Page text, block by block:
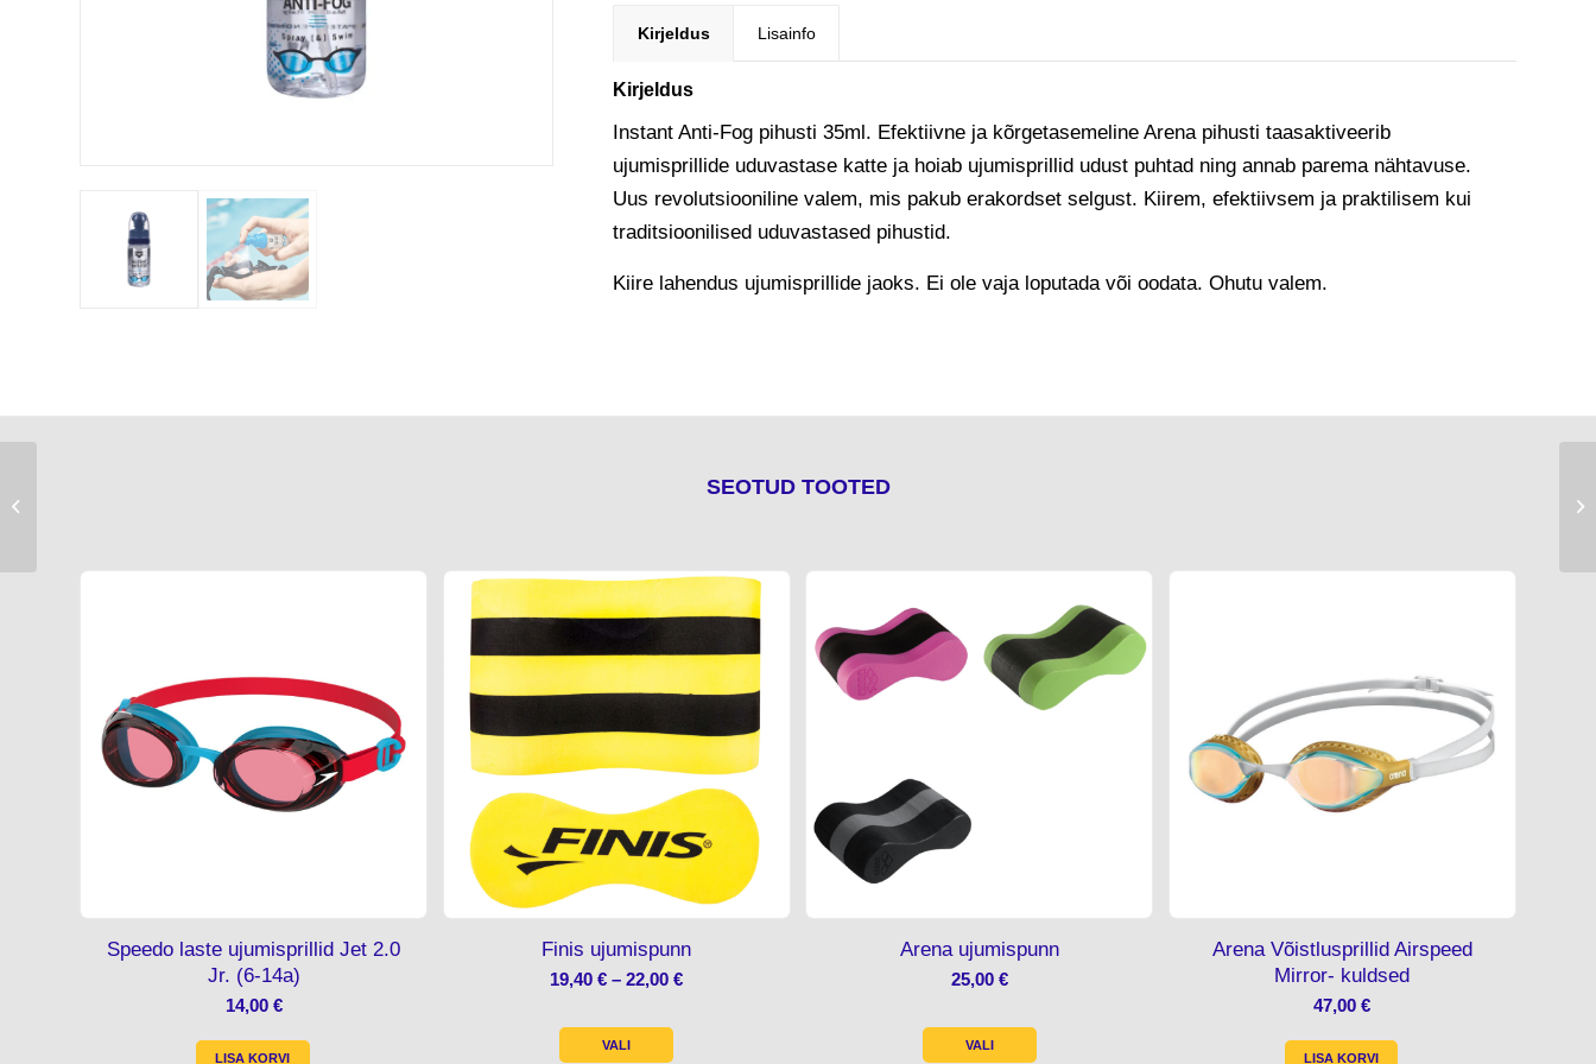
Kirjeldus Lisainfo
Kirjeldus
Instant Anti-Fog pihusti 35ml. Efektiivne ja kõrgetasemeline Arena pihusti taasaktiveerib
ujumisprillide uduvastase katte ja hoiab ujumisprillid udust puhtad ning annab parema nähtavuse.
Uus revolutsiooniline valem, mis pakub erakordset selgust. Kiirem, efektiivsem ja praktilisem kui
traditsioonilised uduvastased pihustid.
Kiire lahendus ujumisprillide jaoks. Ei ole vaja loputada või oodata. Ohutu valem.
SEOTUD TOOTED
Speedo laste ujumisprillid Jet 2.0
Jr. (6-14a)
14,00 €
LISA KORVI
Finis ujumispunn
19,40€ – 22,00€HINNAVAHEMIK:
VALI
Arena ujumispunn
25,00 €
VALI
Arena Võistlusprillid Airspeed
Mirror- kuldsed
47,00€
LISA KORVI